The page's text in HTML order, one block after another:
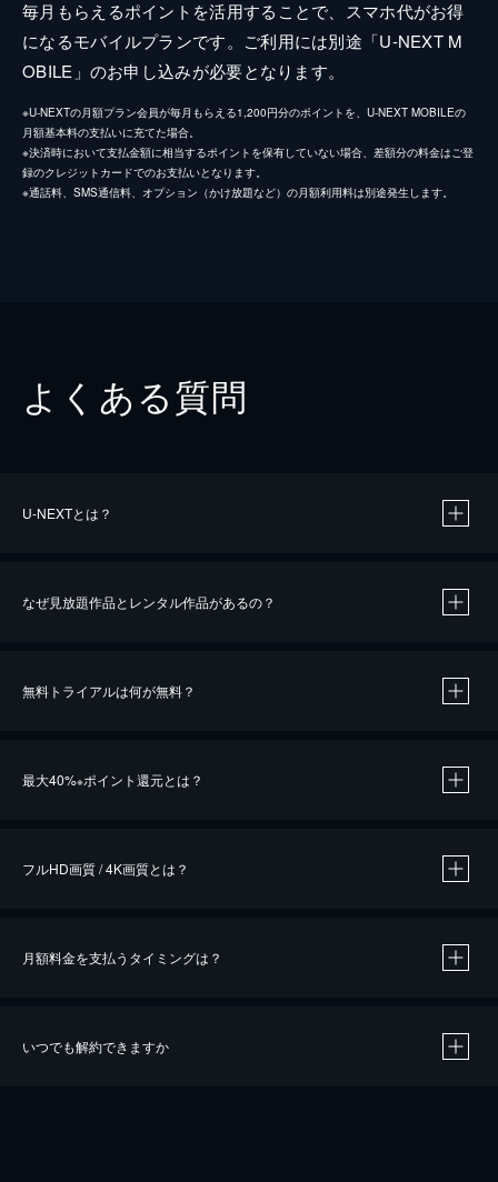
毎月もらえるポイントを活用することで、スマホ代がお得
になるモバイルプランです。ご利用には別途「U-NEXT M
OBILE」のお申し込みが必要となります。
※U-NEXTの月額プラン会員が毎月もらえる1,200円分のポイントを、U-NEXT MOBILEの
月額基本料の支払いに充てた場合。
※決済時において支払金額に相当するポイントを保有していない場合、差額分の料金はご登
録のクレジットカードでのお支払いとなります。
※通話料、SMS通信料、オプション（かけ放題など）の月額利用料は別途発生します。
よくある質問
U-NEXTとは？
なぜ見放題作品とレンタル作品があるの？
無料トライアルは何が無料？
最大40%※ポイント還元とは？
※40％ポイント還元の対象は、クレジットカード決済による作品の購入 / レンタルです。
iOSアプリのUコイン決済による作品の購入 / レンタルは、20％のポイント還元です。
フルHD画質 / 4K画質とは？
月額料金を支払うタイミングは？
いつでも解約できますか